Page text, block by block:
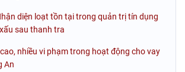
diện loạt tồn tại trong quản trị tín dụng
sau thanh tra
nhiều vi phạm trong hoạt động cho vay
An